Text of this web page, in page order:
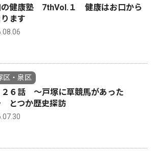
の健康塾 7thVol.１ 健康はお口から
ます
区・泉区
６話 〜戸塚に草競馬があった
とつか歴史探訪